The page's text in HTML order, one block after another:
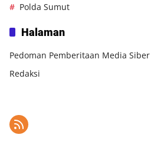
Polda Sumut
Halaman
Pedoman Pemberitaan Media Siber
Redaksi